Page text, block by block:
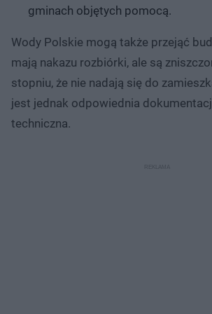
gminach objętych pomocą.
Wody Polskie mogą także przejąć
mają nakazu rozbiórki, ale są
stopniu, że nie nadają się do
jest jednak odpowiednia
techniczna.